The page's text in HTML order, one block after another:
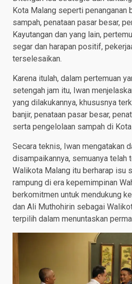
Kota Malang seperti penanganan
sampah, penataan pasar besar,
Kayutangan dan yang lain,
segar dan harapan positif,
terselesaikan.
Karena itulah, dalam pertemuan
setengah jam itu, Iwan
yang dilakukannya, khususnya
banjir, penataan pasar besar,
serta pengelolaan sampah di
Secara teknis, Iwan mengatakan
disampaikannya, semuanya telah
Walikota Malang itu berharap isu
rampung di era kepemimpinan
berkomitmen untuk mendukung
dan Ali Muthohirin sebagai
terpilih dalam menuntaskan